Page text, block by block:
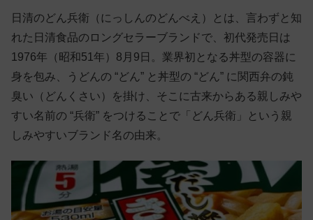
日清のどん兵衛（にっしんのどんべえ）とは、言わずと知
れた日清食品のロングセラーブランドで、初代発売日は
1976年（昭和51年）8月9日。業界初となる丼型の容器に
身を包み、うどんの “どん” と丼型の “どん” に関西弁の鈍
臭い（どんくさい）を掛け、そこに古来からある親しみや
すい名前の “兵衛” をつけることで「どん兵衛」という親
しみやすいブランド名の由来。